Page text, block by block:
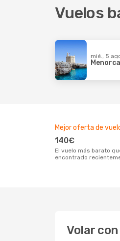
Vuelos
mié., 5
Menorca
Mejor oferta de
140€
El vuelo más barato que hemos
encontrado
Volar con